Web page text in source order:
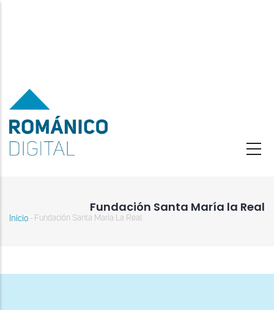
contenido
principal
Fundación Santa María la Real
Inicio - Fundación Santa María La Real